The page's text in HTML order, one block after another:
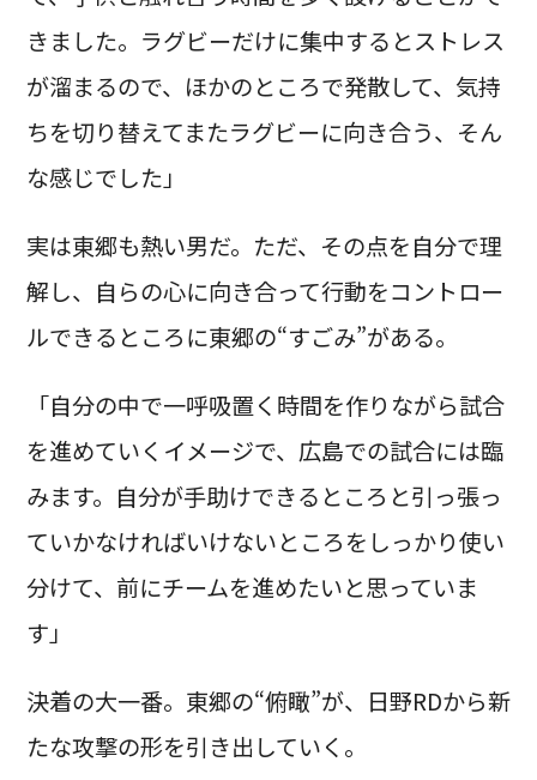
きました。ラグビーだけに集中するとストレス
が溜まるので、ほかのところで発散して、気持
ちを切り替えてまたラグビーに向き合う、そん
な感じでした」
実は東郷も熱い男だ。ただ、その点を自分で理
解し、自らの心に向き合って行動をコントロー
ルできるところに東郷の“すごみ”がある。
「自分の中で一呼吸置く時間を作りながら試合
を進めていくイメージで、広島での試合には臨
みます。自分が手助けできるところと引っ張っ
ていかなければいけないところをしっかり使い
分けて、前にチームを進めたいと思っていま
す」
決着の大一番。東郷の“俯瞰”が、日野RDから新
たな攻撃の形を引き出していく。